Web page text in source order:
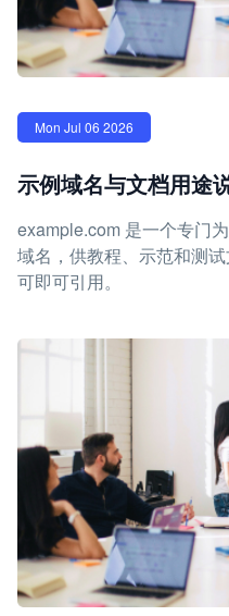
Mon Jul 06 2026
示例域名与文档用途
example.com 是一个专门
域名，供教程、示范和测
可即可引用。